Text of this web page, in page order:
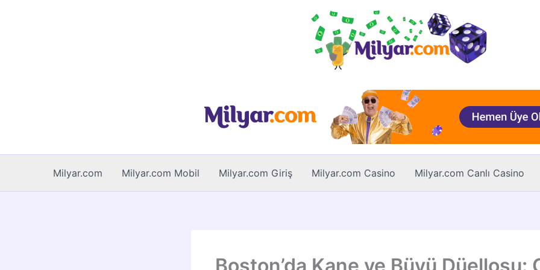
Milyar.com Milyar.com Mobil Milyar.com Giriş Milyar.com Casino Milyar.com Canlı Casino